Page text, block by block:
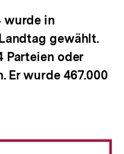
wurde in
gewählt.
Parteien oder
Er wurde 467.000